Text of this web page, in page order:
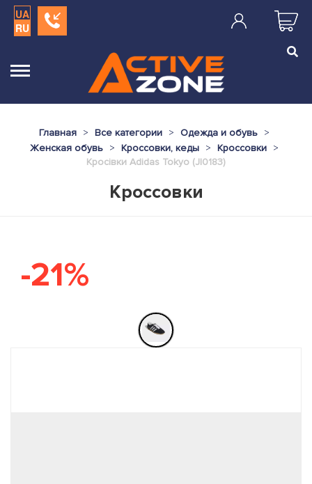
UA
RU
Главная Все категории
Одежда и обувь
Женская обувь
Кроссовки, кеды
Кроссовки
Кросівки Adidas Tokyo (JI0183)
Кроссовки
-21%